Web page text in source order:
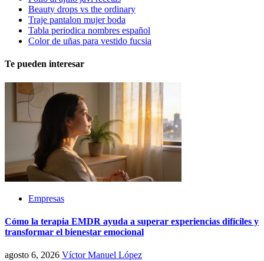
Beauty drops vs the ordinary
Traje pantalon mujer boda
Tabla periodica nombres español
Color de uñas para vestido fucsia
Te pueden interesar
Empresas
Cómo la terapia EMDR ayuda a superar experiencias difíciles y
transformar el bienestar emocional
agosto 6, 2026 Víctor Manuel López